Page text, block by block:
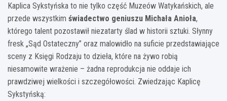
Kaplica Sykstyńska to nie tylko część Muzeów Watykańskich, ale
przede wszystkim świadectwo geniuszu Michała Anioła,
którego talent pozostawił niezatarty ślad w historii sztuki. Słynny
fresk „Sąd Ostateczny” oraz malowidło na suficie przedstawiające
sceny z Księgi Rodzaju to dzieła, które na żywo robią
niesamowite wrażenie – żadna reprodukcja nie oddaje ich
prawdziwej wielkości i szczegółowości. Zwiedzając Kaplicę
Sykstyńską: